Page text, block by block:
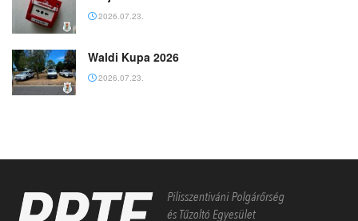
2026.07.23.
Waldi Kupa 2026
2026.07.23.